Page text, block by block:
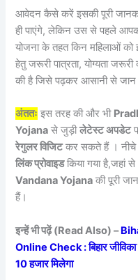
आवेदन कैसे करें इसकी पूरी
ही पाएंगे, लेकिन उस से पहले
योजना के तहत किन महिलाओं को
हेतु जरूरी पात्रता, योग्यता
की है जिसे पढ़कर आसानी से
अंततः इस तरह की और भी
Yojana से जुड़ीलेटेस्ट अपडेट
रेगुलर विजिटकर सकते हैं । नीचे
लिंक प्रोवाइडकिया गया है,जहां
Vandana Yojana की पूरी
हैं।
इन्हें भी पढ़ें (Read Also) –
Online Check : बिहार
10 हजार मिलेगा